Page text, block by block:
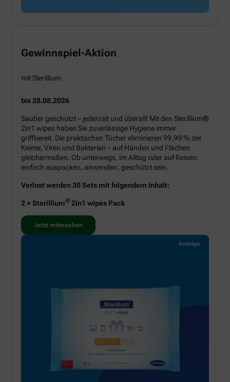
Gewinnspiel-Aktion
mit Sterillium
bis 28.08.2026
Sauber geschützt – jederzeit und überall! Mit den Sterillium®
2in1 wipes haben Sie zuverlässige Hygiene immer
griffbereit. Die praktischen Tücher eliminieren 99,99 % der
Keime, Viren und Bakterien – auf Händen und Flächen
gleichermaßen. Ob unterwegs, im Alltag oder auf Reisen:
einfach auspacken, anwenden, geschützt sein.
Verlost werden 30 Sets mit folgendem Inhalt:
2 × Sterillium® 2in1 wipes Pack
Jetzt mitmachen